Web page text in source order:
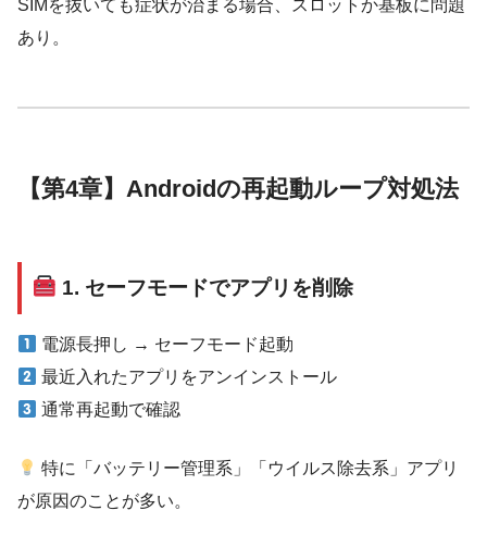
SIMを抜いても症状が治まる場合、スロットか基板に問題
あり。
【第4章】Androidの再起動ループ対処法
1. セーフモードでアプリを削除
電源長押し → セーフモード起動
最近入れたアプリをアンインストール
通常再起動で確認
特に「バッテリー管理系」「ウイルス除去系」アプリ
が原因のことが多い。